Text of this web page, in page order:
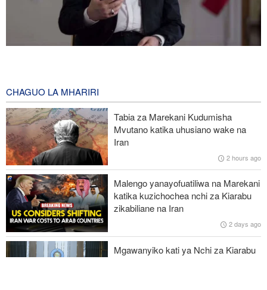
Telegraph: Vita dhidi ya Iran vinaweza vikawa moja ya makosa
ya kihistoria
Uturuki, Saudi Arabia na Pakistan zasaini mkataba wa pamoja wa
ulinzi huku nguvu ya Marekani ikipungua
Wakulima wa Kenya wakanusha madai ya matumizi ya sianidi
baada ya tembo 15 kufa huko Amboseli
Mlipuko wa Ebola Kongo wapindukia maambukizi 4,000
CHAGUO LA MHARIRI
Tabia za Marekani Kudumisha
Mvutano katika uhusiano wake na
Iran
2 hours ago
Malengo yanayofuatiliwa na Marekani
katika kuzichochea nchi za Kiarabu
zikabiliane na Iran
2 days ago
Mgawanyiko kati ya Nchi za Kiarabu